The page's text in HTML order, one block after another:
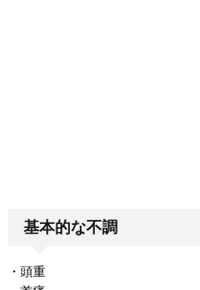
基本的な不調
・頭重